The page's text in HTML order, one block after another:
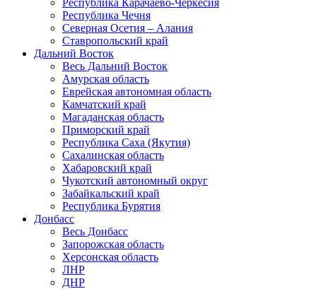
Республика Карачаево-Черкесия
Республика Чечня
Северная Осетия – Алания
Ставропольский край
Дальний Восток
Весь Дальний Восток
Амурская область
Еврейская автономная область
Камчатский край
Магаданская область
Приморский край
Республика Саха (Якутия)
Сахалинская область
Хабаровский край
Чукотский автономный округ
Забайкальский край
Республика Бурятия
Донбасс
Весь Донбасс
Запорожская область
Херсонская область
ЛНР
ДНР